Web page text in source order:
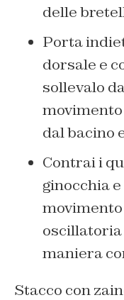
delle
Porta
dorsale e
sollevalo
dal bacino
Contrai i
ginocchia
oscillatoria
maniera
Stacco con